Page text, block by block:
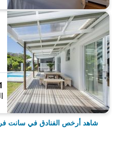
شاهد أرخص الفنادق في سانت